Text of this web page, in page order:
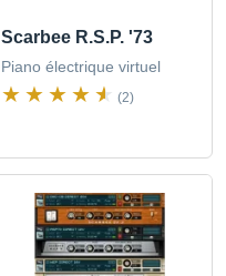
Scarbee R.S.P. '73
Piano électrique virtuel
(2)